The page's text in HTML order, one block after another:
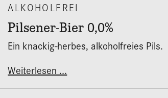
Pilsener-Bier 0,0%
ALKOHOLFREI
Ein knackig-herbes, alkoholfreies Pils.
Weiterlesen ...